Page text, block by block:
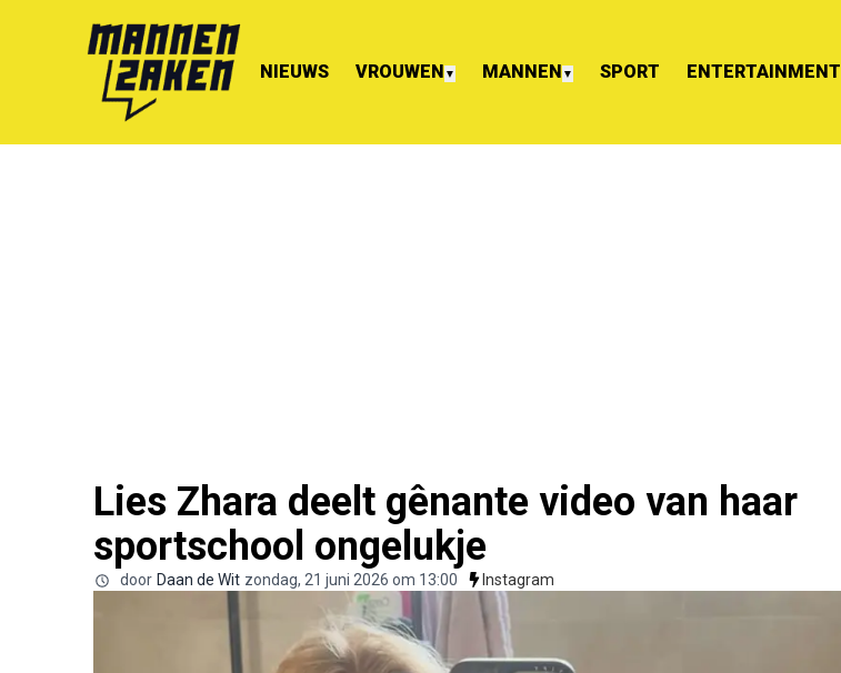
NIEUWS VROUWEN ▼ MANNEN ▼ SPORT ENTERTAINMENT
Lies Zhara deelt gênante video van haar
sportschool ongelukje
door Daan de Wit zondag, 21 juni 2026 om 13:00 Instagram